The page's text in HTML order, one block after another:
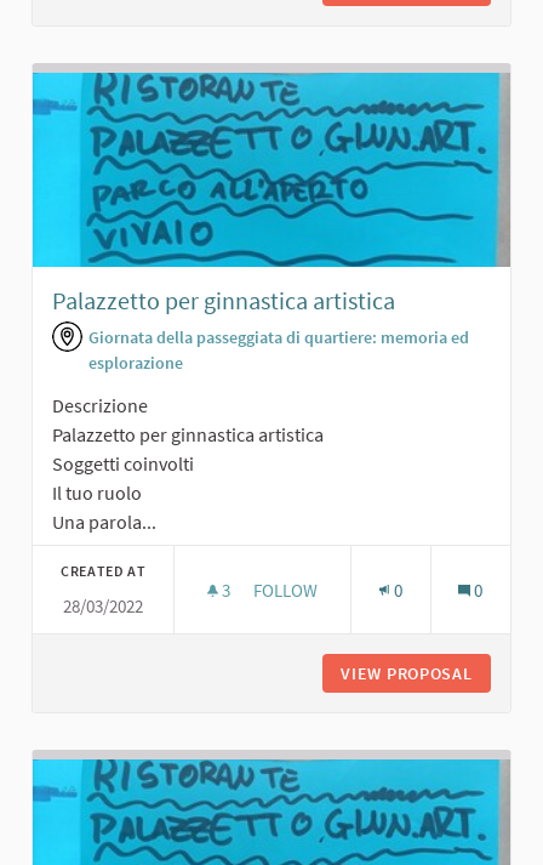
Palazzetto per ginnastica artistica
Giornata della passeggiata di quartiere: memoria ed
esplorazione
Descrizione
Palazzetto per ginnastica artistica
Soggetti coinvolti
Il tuo ruolo
Una parola...
CREATED AT
28/03/2022
3 3 FOLLOWERS
FOLLOW 0 0
VIEW PROPOSAL